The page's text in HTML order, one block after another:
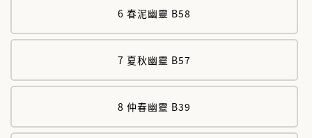
6 春泥幽靈 B58
7 夏秋幽靈 B57
8 仲春幽靈 B39